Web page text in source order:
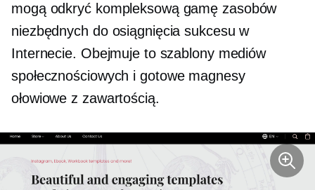
mogą odkryć kompleksową gamę zasobów
niezbędnych do osiągnięcia sukcesu w
Internecie. Obejmuje to szablony mediów
społecznościowych i gotowemagnesy
ołowiowe z zawartością.